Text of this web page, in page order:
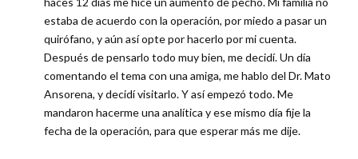
estaba de acuerdo con la operación, por miedo a pasar un
quirófano, y aún así opte por hacerlo por mi cuenta.
Después de pensarlo todo muy bien, me decidí. Un día
comentando el tema con una amiga, me hablo del Dr. Mato
Ansorena, y decidí visitarlo. Y así empezó todo. Me
mandaron hacerme una analítica y ese mismo día fije la
fecha de la operación, para que esperar más me dije.